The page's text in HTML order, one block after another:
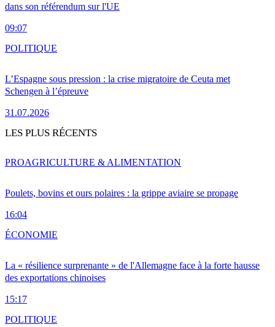
dans son référendum sur l'UE
09:07
L’Espagne sous pression : la crise migratoire de Ceuta met
Schengen à l’épreuve
31.07.2026
POLITIQUE
LES PLUS RÉCENTS
Poulets, bovins et ours polaires : la grippe aviaire se propage
16:04
PROAGRICULTURE & ALIMENTATION
La « résilience surprenante » de l'Allemagne face à la forte hausse
des exportations chinoises
15:17
ÉCONOMIE
POLITIQUE